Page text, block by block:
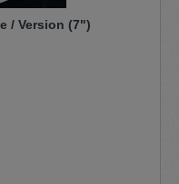
/ Version (7")